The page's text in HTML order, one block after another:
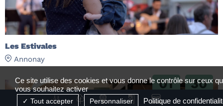
Les Estivales
Annonay
01
JUIL
2026
30
2026
Ce site utilise des cookies et vous donne le contrôle sur ceux
vous souhaitez activer
Tout accepter Personnaliser Politique de